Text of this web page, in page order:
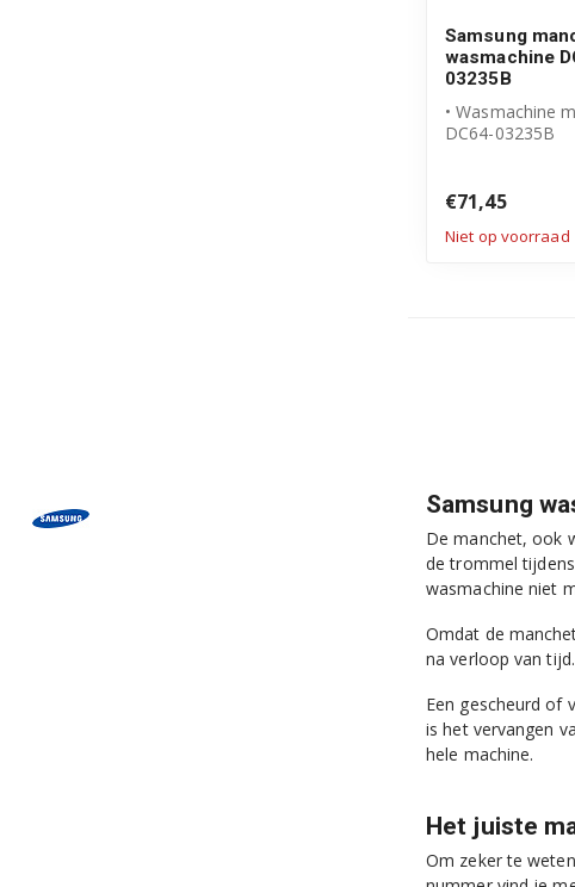
Samsung
wasmachine
03235B
• Wasmachine
DC64-03235B
€71,45
Niet op voorraad
Samsung
De manchet, ook
de trommel
wasmachine niet
Omdat de
na verloop van
Een gescheurd of
is het vervangen
hele machine.
Het juiste
Om zeker te